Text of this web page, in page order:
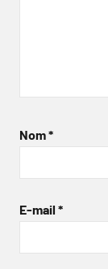
Nom*
E-mail *